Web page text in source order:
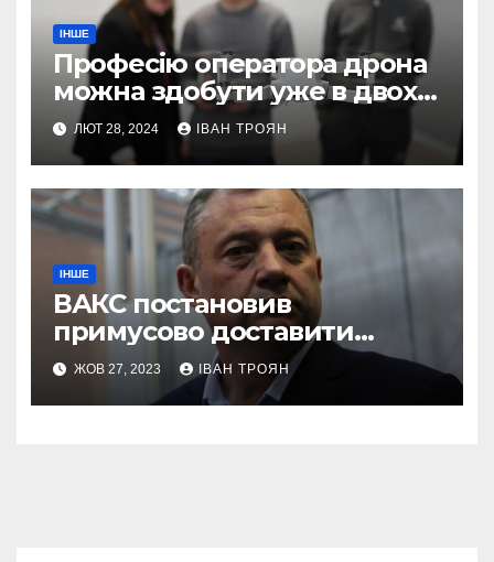
ІНШЕ
Професію оператора дрона
можна здобути уже в двох
профтехах Львівщини
ЛЮТ 28, 2024 ІВАН ТРОЯН
ІНШЕ
ВАКС постановив
примусово доставити
Дубневича до суду
ЖОВ 27, 2023 ІВАН ТРОЯН